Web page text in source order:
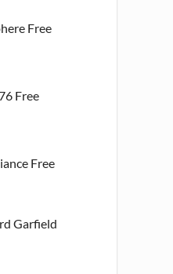
Free
Free
Free
Garfield